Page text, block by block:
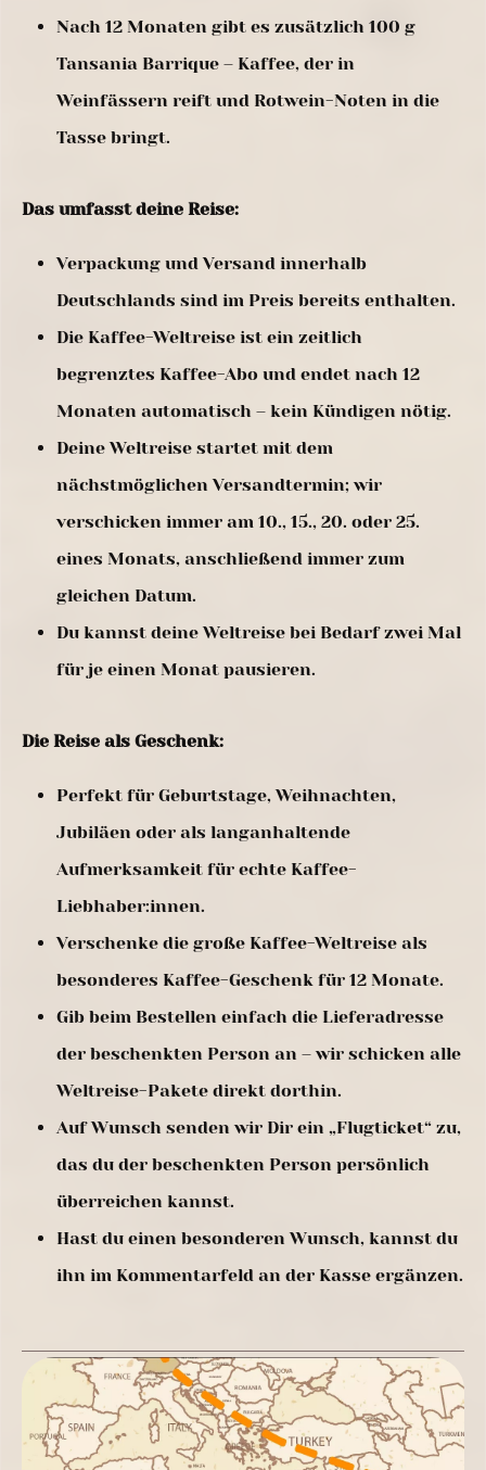
Nach 12 Monaten gibt es zusätzlich 100 g
Tansania Barrique – Kaffee, der in
Weinfässern reift und Rotwein-Noten in die
Tasse bringt.
Das umfasst deine Reise:
Verpackung und Versand innerhalb
Deutschlands sind im Preis bereits enthalten.
Die Kaffee-Weltreise ist ein zeitlich
begrenztes Kaffee-Abo und endet nach 12
Monaten automatisch – kein Kündigen nötig.
Deine Weltreise startet mit dem
nächstmöglichen Versandtermin; wir
verschicken immer am 10., 15., 20. oder 25.
eines Monats, anschließend immer zum
gleichen Datum.
Du kannst deine Weltreise bei Bedarf zwei Mal
für je einen Monat pausieren.
Die Reise als Geschenk:
Perfekt für Geburtstage, Weihnachten,
Jubiläen oder als langanhaltende
Aufmerksamkeit für echte Kaffee-
Liebhaber:innen.
Verschenke die große Kaffee-Weltreise als
besonderes Kaffee-Geschenk für 12 Monate.
Gib beim Bestellen einfach die Lieferadresse
der beschenkten Person an – wir schicken alle
Weltreise-Pakete direkt dorthin.
Auf Wunsch senden wir Dir ein „Flugticket“ zu,
das du der beschenkten Person persönlich
überreichen kannst.
Hast du einen besonderen Wunsch, kannst du
ihn im Kommentarfeld an der Kasse ergänzen.